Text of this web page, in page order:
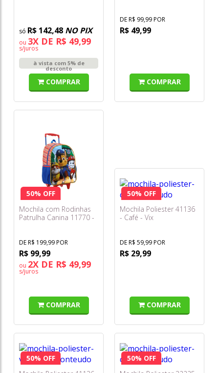
R$ 142,48 NO PIX
ou 3X DE R$ 49,99
s/juros
à vista com 5% de
desconto
COMPRAR
DE R$ 99,99 POR
R$ 49,99
COMPRAR
50% OFF
Mochila com Rodinhas
Patrulha Canina 11770 -
DE R$ 199,99 POR
R$ 99,99
ou 2X DE R$ 49,99
s/juros
COMPRAR
50% OFF
Mochila Poliester 41136
- Café - Vix
DE R$ 59,99 POR
R$ 29,99
COMPRAR
50% OFF
50% OFF